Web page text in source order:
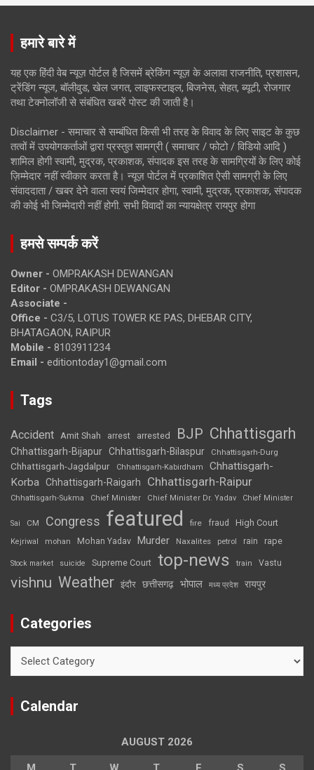
हमारे बारे में
यह एक हिंदी वेब न्यूज़ पोर्टल है जिसमें ब्रेकिंग न्यूज़ के अलावा राजनीति, प्रशासन,
ट्रेंडिंग न्यूज, बॉलीवुड, खेल जगत, लाइफस्टाइल, बिजनेस, सेहत, ब्यूटी, रोजगार
तथा टेक्नोलॉजी से संबंधित खबरें पोस्ट की जाती है।
Disclaimer - समाचार से सम्बंधित किसी भी तरह के विवाद के लिए साइट के कुछ
तत्वों में उपयोगकर्ताओं द्वारा प्रस्तुत सामग्री ( समाचार / फोटो / विडियो आदि )
शामिल होगी स्वामी, मुद्रक, प्रकाशक, संपादक इस तरह के सामग्रियों के लिए कोई
ज़िम्मेदार नहीं स्वीकार करता है। न्यूज़ पोर्टल में प्रकाशित ऐसी सामग्री के लिए
संवाददाता / खबर देने वाला स्वयं जिम्मेदार होगा, स्वामी, मुद्रक, प्रकाशक, संपादक
की कोई भी जिम्मेदारी नहीं होगी. सभी विवादों का न्यायक्षेत्र रायपुर होगा
हमसे सम्पर्क करें
Owner - OMPRAKASH DEWANGAN
Editor - OMPRAKASH DEWANGAN
Associate -
Office - C3/5, LOTUS TOWER KE PAS, DHEBAR CITY,
BHATAGAON, RAIPUR
Mobile - 8103911234
Email - editiontoday1@gmail.com
Tags
Accident Amit Shah arrest arrested BJP Chhattisgarh
Chhattisgarh-Bijapur Chhattisgarh-Bilaspur Chhattisgarh-Durg
Chhattisgarh-Jagdalpur Chhattisgarh-Kabirdham
Chhattisgarh-
Korba Chhattisgarh-Raigarh Chhattisgarh-Raipur
Chhattisgarh-Sukma Chief Minister Chief Minister Dr. Yadav Chief Minister
Sai CM Congress featured fire fraud High Court
Kejriwal mohan Mohan Yadav Murder Naxalites petrol rain rape
Stock market suicide Supreme Court top-news train Vastu
vishnu Weather इंदौर छत्तीसगढ़ भोपाल मध्य प्रदेश रायपुर
Categories
Calendar
AUGUST 2026